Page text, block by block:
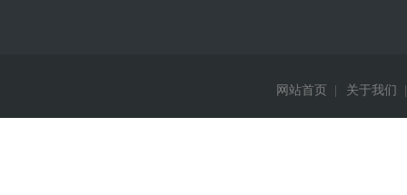
网站首页 关于我们